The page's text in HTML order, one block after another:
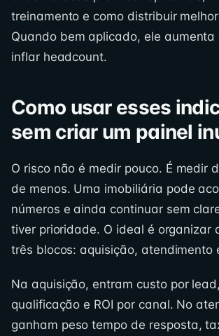
treinamento e como distribuir
Quando bem aplicado, ele aumenta
inflar headcount.
Como usar esses
sem criar um painel
O risco não é medir pouco. É medir
de menos. Uma imobiliária pode
números e ainda continuar sem
tiver prioridade. O ideal é organizar
três blocos: aquisição, atendimento
Na aquisição, entram custo por
qualificação e ROI por canal. No
ganham peso tempo de resposta,